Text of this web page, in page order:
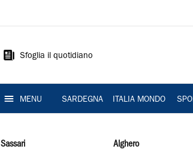
Sardegna
Sfoglia il quotidiano
MENU SARDEGNA ITALIA MONDO
Sassari Alghero